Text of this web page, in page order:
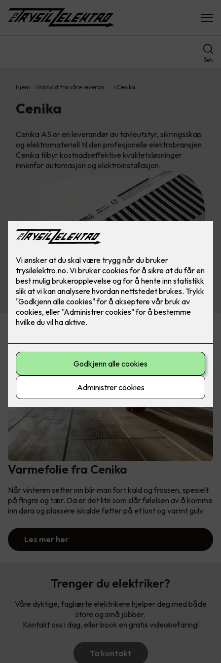
Søk
Hjem Innhold fra våre leveran… Cenika
Cenika
Cenika AS er en leverandør av tavleutstyr, sikringsskap
og elektromateriell til den profesjonelle elektrobransjen.
Cenika tilbyr kostnadseffektive kvalitetsløsninger
innenfor automasjon og elektroinstallasjon.
Varmefolie fra Cenika
Når vinteren setter inn blir man fort kald og frossen, spesielt
på fingre og tær. Da er det lite som slår følelsen av å komme
inn døra og plassere iskalde føtter på et lunt og varmt gulv.
Les mer her
Trenger du elektriker?
Våre dyktige, faglærte elektrikere hjelper deg med både
store og små jobber.
Kontakt oss i dag, eller book en gratis videobefaring!
Ta kontakt